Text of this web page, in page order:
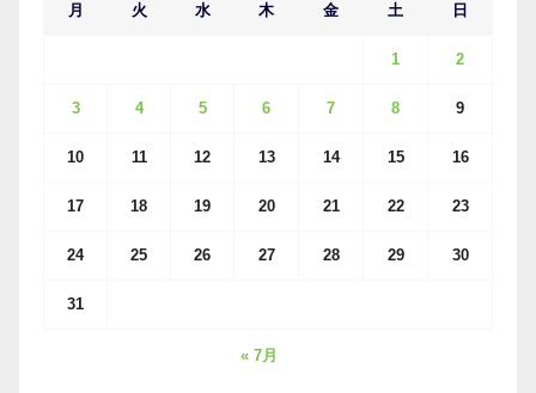
月 火 水 木 金 土 日
1 2
3 4 5 6 7 8 9
10 11 12 13 14 15 16
17 18 19 20 21 22 23
24 25 26 27 28 29 30
31
« 7月